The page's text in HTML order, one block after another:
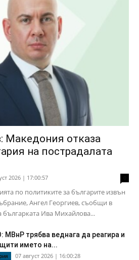
Македония отказа
на пострадалата
2026 | 17:00:57
по политиките за българите извън
Ангел Георгиев, съобщи в
Ива Михайлова...
МВнР трябва веднага да реагира и
името на...
07 август 2026 | 16:00:28